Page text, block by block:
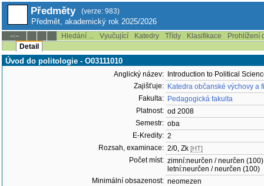
Předměty (verze: 983)
Předmět, akademický rok 2025/2026
--:-- Hledání ... Vyučující Katedry Třídy Klasifikace
Prohlížení
Detail
Úvod do politologie - O03111010
Anglický název:
Introduction to Political
Zajišťuje: Katedra občanské výchovy a
Fakulta: Pedagogická fakulta
Platnost: od 2008
Semestr: oba
E-Kredity: 2
Rozsah, examinace: 2/0, Zk [HT]
Počet míst: zimní:neurčen / neurčen (100)
letní:neurčen / neurčen (100)
Minimální obsazenost: neomezen